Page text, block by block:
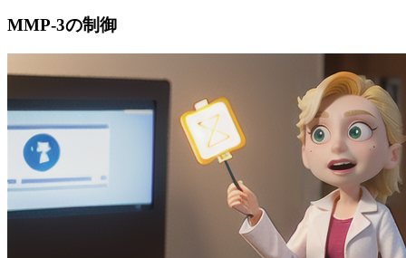
MMP-3の制御